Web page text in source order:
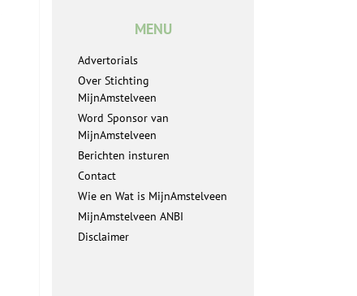
MENU
Advertorials
Over Stichting
MijnAmstelveen
Word Sponsor van
MijnAmstelveen
Berichten insturen
Contact
Wie en Wat is MijnAmstelveen
MijnAmstelveen ANBI
Disclaimer